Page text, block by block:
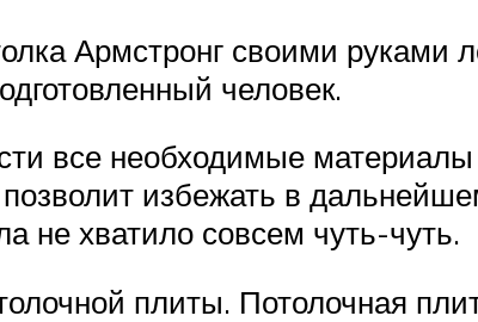
Армстронг своими руками
человек.
все необходимые
избежать в
не хватило совсем чуть-чуть.
плиты. Потолочная